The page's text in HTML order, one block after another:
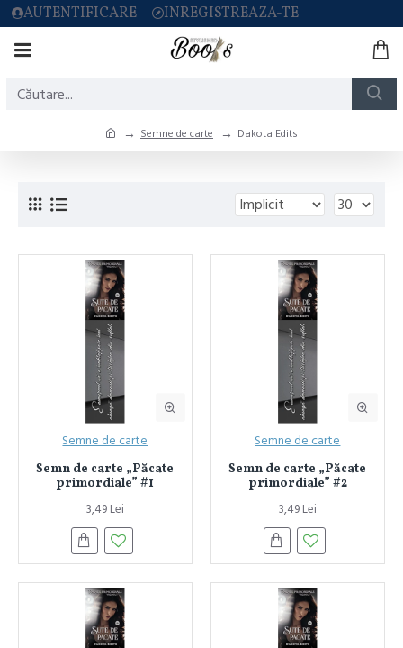
AUTENTIFICARE INREGISTREAZA-TE
Semne de carte Dakota Edits
Semne de carte
Semn de carte „Păcate
primordiale” #1
3,49 Lei
Semne de carte
Semn de carte „Păcate
primordiale” #2
3,49 Lei